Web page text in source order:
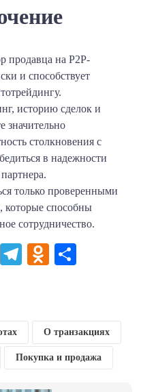
продавца на P2P-
и способствует
историю сделок и
значительно
столкновения с
в надежности
только проверенными
которые способны
сотрудничество.
VK Telegram
О транзакциях
Покупка и продажа